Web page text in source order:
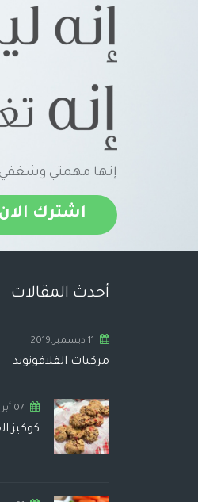
إنها مهمتي
اشترك الان
أحدث المقالات
11 ديسمبر,2019
مركبات الفلافونويد
07 أبريل,2024
كوكيز